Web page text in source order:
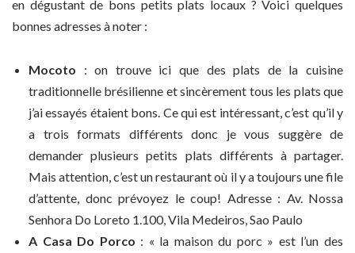
en dégustant de bons petits plats locaux ? Voici quelques
bonnes adresses à noter :
Mocoto : on trouve ici que des plats de la cuisine
traditionnelle brésilienne et sincèrement tous les plats que
j’ai essayés étaient bons. Ce qui est intéressant, c’est qu’il y
a trois formats différents donc je vous suggère de
demander plusieurs petits plats différents à partager.
Mais attention, c’est un restaurant où il y a toujours une file
d’attente, donc prévoyez le coup! Adresse : Av. Nossa
Senhora Do Loreto 1.100, Vila Medeiros, Sao Paulo
A Casa Do Porco : « la maison du porc » est l’un des